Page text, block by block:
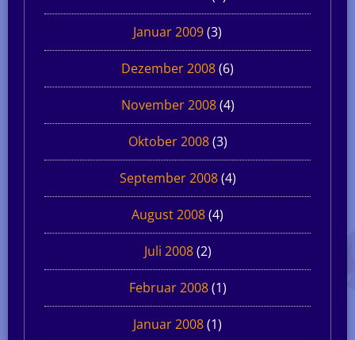
Januar 2009(3)
Dezember 2008(6)
November 2008(4)
Oktober 2008(3)
September 2008(4)
August 2008(4)
Juli 2008(2)
Februar 2008(1)
Januar 2008(1)